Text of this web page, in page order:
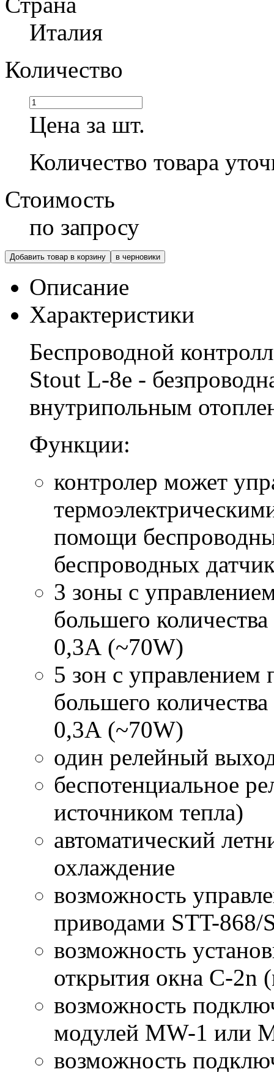
Италия
Количество
Цена за шт.
Количество товара
Стоимость
по запросу
Добавить товар в корзину в черновики
Описание
Характеристики
Беспроводной
Stout L-8e -
внутрипольным
Функции:
контролер может
помощи
беспроводных
3 зоны с
большего
0,3А (~70W)
5 зон с управлением
большего
0,3А (~70W)
один релейный
беспотенциальное
источником тепла)
автоматический
охлаждение
возможность
приводами STT-868/
возможность
открытия окна С-2n
возможность
модулей MW-1 или
возможность